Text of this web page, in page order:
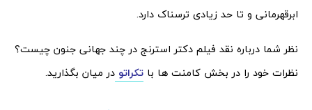
ابرقهرمانی و تا حد زیادی ترسناک دارد.
نظر شما درباره نقد فیلم دکتر استرنج در چند جهانی جنون چیست؟
نظرات خود را در بخش کامنت ها با تکراتو در میان بگذارید.